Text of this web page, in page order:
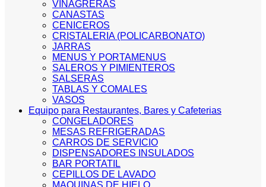
VINAGRERAS
CANASTAS
CENICEROS
CRISTALERIA (POLICARBONATO)
JARRAS
MENUS Y PORTAMENUS
SALEROS Y PIMIENTEROS
SALSERAS
TABLAS Y COMALES
VASOS
Equipo para Restaurantes, Bares y Cafeterias
CONGELADORES
MESAS REFRIGERADAS
CARROS DE SERVICIO
DISPENSADORES INSULADOS
BAR PORTATIL
CEPILLOS DE LAVADO
MAQUINAS DE HIELO